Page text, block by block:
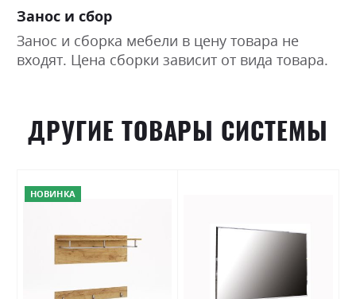
Занос и сбор
Занос и сборка мебели в цену товара не
входят. Цена сборки зависит от вида товара.
ДРУГИЕ ТОВАРЫ СИСТЕМЫ
НОВИНКА